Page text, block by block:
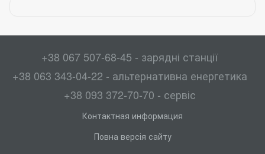
+38 067 507-68-45 - зарядні станції
+38 063 343-04-22 - альтернативна енергетика
+38 093 372-70-70 - сервіс
Контактная информация
Повна версія сайту